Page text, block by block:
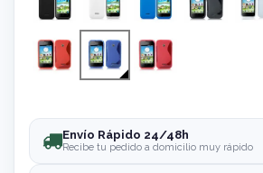
Envío Rápido 24/48h
Recibe tu pedido a domicilio muy rápido